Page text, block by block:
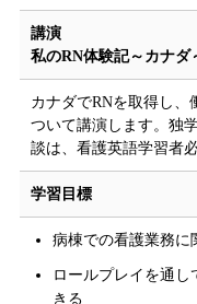
講演
私のRN体験記～カナダ
カナダでRNを取得し、
ついて講演します。独
談は、看護英語学習者
学習目標
病棟での看護業務に
ロールプレイを通
きる